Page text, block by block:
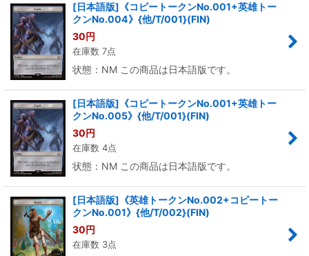
[日本語版]《コピートークンNo.001+英雄トー
クンNo.004》{他/T/001}(FIN)
30円
在庫数 7点
状態：NM この商品は日本語版です。
[日本語版]《コピートークンNo.001+英雄トー
クンNo.005》{他/T/001}(FIN)
30円
在庫数 4点
状態：NM この商品は日本語版です。
[日本語版]《英雄トークンNo.002+コピートー
クンNo.001》{他/T/002}(FIN)
30円
在庫数 3点